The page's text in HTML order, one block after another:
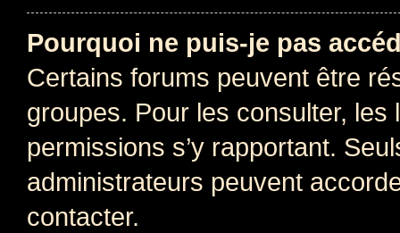
Pourquoi ne puis-je pas
Certains forums peuvent être
groupes. Pour les consulter,
permissions s’y rapportant.
administrateurs peuvent
contacter.